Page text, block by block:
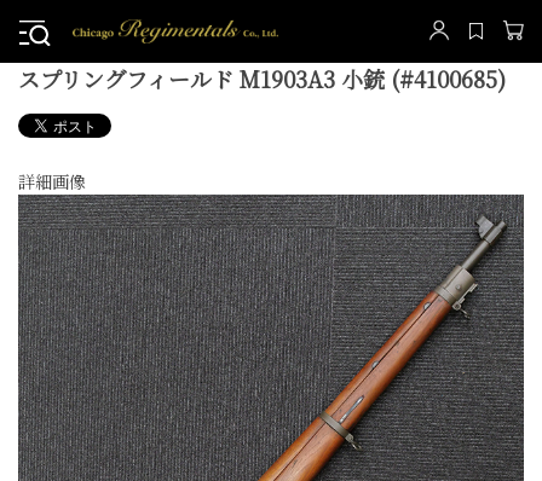
スプリングフィールド M1903A3 小銃 (#4100685)
詳細画像